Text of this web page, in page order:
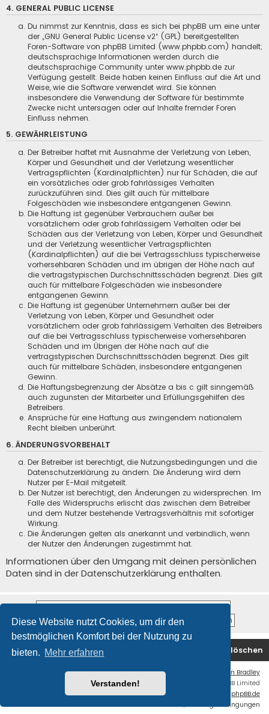
Diese Website nutzt Cookies, um dir den
bestmöglichen Komfort bei der Nutzung zu
bieten. Mehr erfahren
Verstanden!
4. GENERAL PUBLIC LICENSE
Du nimmst zur Kenntnis, dass es sich bei phpBB um eine unter
der „GNU General Public License v2“ (GPL) bereitgestellten
Foren-Software von phpBB Limited (www.phpbb.com) handelt;
deutschsprachige Informationen werden durch die
deutschsprachige Community unter www.phpbb.de zur
Verfügung gestellt. Beide haben keinen Einfluss auf die Art und
Weise, wie die Software verwendet wird. Sie können
insbesondere die Verwendung der Software für bestimmte
Zwecke nicht untersagen oder auf Inhalte fremder Foren
Einfluss nehmen.
5. GEWÄHRLEISTUNG
Der Betreiber haftet mit Ausnahme der Verletzung von Leben,
Körper und Gesundheit und der Verletzung wesentlicher
Vertragspflichten (Kardinalpflichten) nur für Schäden, die auf
ein vorsätzliches oder grob fahrlässiges Verhalten
zurückzuführen sind. Dies gilt auch für mittelbare
Folgeschäden wie insbesondere entgangenen Gewinn.
Die Haftung ist gegenüber Verbrauchern außer bei
vorsätzlichem oder grob fahrlässigem Verhalten oder bei
Schäden aus der Verletzung von Leben, Körper und Gesundheit
und der Verletzung wesentlicher Vertragspflichten
(Kardinalpflichten) auf die bei Vertragsschluss typischerweise
vorhersehbaren Schäden und im übrigen der Höhe nach auf
die vertragstypischen Durchschnittsschäden begrenzt. Dies gilt
auch für mittelbare Folgeschäden wie insbesondere
entgangenen Gewinn.
Die Haftung ist gegenüber Unternehmern außer bei der
Verletzung von Leben, Körper und Gesundheit oder
vorsätzlichem oder grob fahrlässigem Verhalten des Betreibers
auf die bei Vertragsschluss typischerweise vorhersehbaren
Schäden und im Übrigen der Höhe nach auf die
vertragstypischen Durchschnittsschäden begrenzt. Dies gilt
auch für mittelbare Schäden, insbesondere entgangenen
Gewinn.
Die Haftungsbegrenzung der Absätze a bis c gilt sinngemäß
auch zugunsten der Mitarbeiter und Erfüllungsgehilfen des
Betreibers.
Ansprüche für eine Haftung aus zwingendem nationalem
Recht bleiben unberührt.
6. ÄNDERUNGSVORBEHALT
Der Betreiber ist berechtigt, die Nutzungsbedingungen und die
Datenschutzerklärung zu ändern. Die Änderung wird dem
Nutzer per E-Mail mitgeteilt.
Der Nutzer ist berechtigt, den Änderungen zu widersprechen. Im
Falle des Widerspruchs erlischt das zwischen dem Betreiber
und dem Nutzer bestehende Vertragsverhältnis mit sofortiger
Wirkung.
Die Änderungen gelten als anerkannt und verbindlich, wenn
der Nutzer den Änderungen zugestimmt hat.
Informationen über den Umgang mit deinen persönlichen
Daten sind in der Datenschutzerklärung enthalten.
Startseite Foren-Übersicht Alle Cookies löschen
Ian Bradley
Powered byphpBB
® Forum Software © phpBB Limited
Deutsche Übersetzung durch phpBB.de
Nutzungsbedingungen